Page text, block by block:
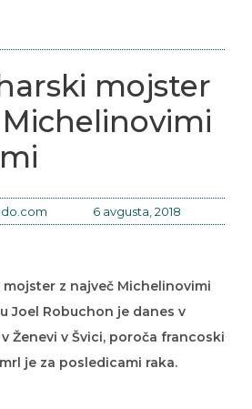
mojster
6 avgusta, 2018
z največ Michelinovimi
Joel Robuchon je danes v
Ženevi v Švici, poroča francoski
je za posledicami raka.